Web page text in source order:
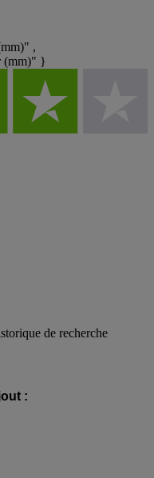
,
(mm)" }
de recherche
: